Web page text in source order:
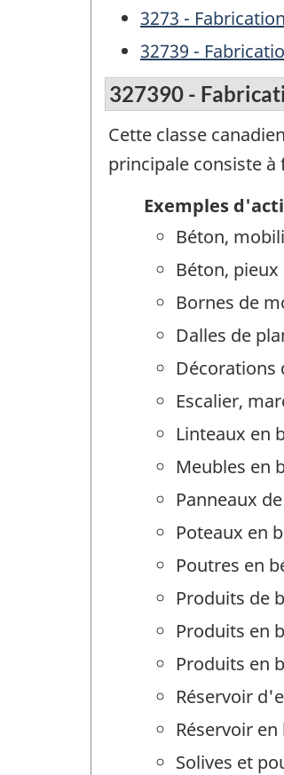
3273 -
32739 -
327390 -
Cette classe
principale consiste
Exemples
Béton,
Béton,
Bornes de
Dalles de
Décorations
Escalier,
Linteaux en
Meubles en
Panneaux
Poteaux en
Poutres en
Produits de
Produits en
Produits en
Réservoir
Réservoir
Solives et